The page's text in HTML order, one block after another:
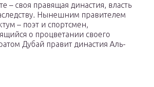
– своя правящая династия, власть
Нынешним правителем
– поэт и спортсмен,
о процветании своего
Дубай правит династия Аль-